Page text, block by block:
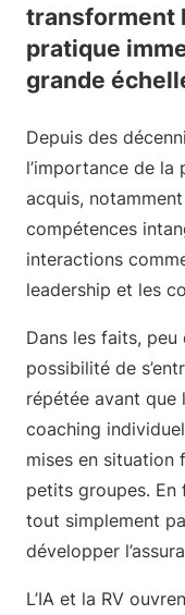
transforment
pratique
grande
Depuis des
l’importance de
acquis,
compétences
interactions
leadership et les
Dans les faits,
possibilité de
répétée avant que
coaching
mises en situation
petits groupes. En
tout simplement
développer
L’IA et la RV